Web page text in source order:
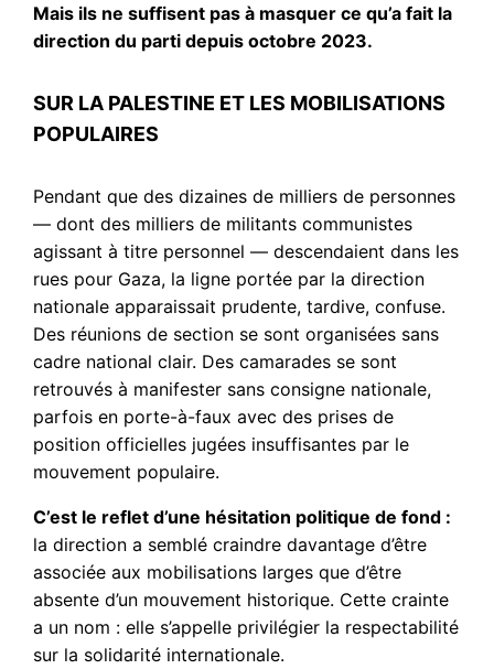
Mais ils ne suffisent pas à masquer ce qu’a fait la
direction du parti depuis octobre 2023.
SUR LA PALESTINE ET LES MOBILISATIONS
POPULAIRES
Pendant que des dizaines de milliers de personnes
— dont des milliers de militants communistes
agissant à titre personnel — descendaient dans les
rues pour Gaza, la ligne portée par la direction
nationale apparaissait prudente, tardive, confuse.
Des réunions de section se sont organisées sans
cadre national clair. Des camarades se sont
retrouvés à manifester sans consigne nationale,
parfois en porte-à-faux avec des prises de
position officielles jugées insuffisantes par le
mouvement populaire.
C’est le reflet d’une hésitation politique de fond :
la direction a semblé craindre davantage d’être
associée aux mobilisations larges que d’être
absente d’un mouvement historique. Cette crainte
a un nom : elle s’appelle privilégier la respectabilité
sur la solidarité internationale.